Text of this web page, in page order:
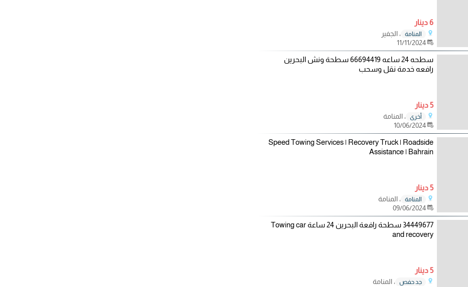
6 دينار
المنامة
، الجفير
11/11/2024
سطحه 24 ساعه 66694419 سطحة ونش البحرين
رافعه خدمة نقل وسحب
5 دينار
أخرى
، المنامة
10/06/2024
Speed Towing Services | Recovery Truck | Roadside
Assistance | Bahrain
5 دينار
المنامة
، المنامة
09/06/2024
34449677 سطحة رافعة البحرين 24 ساعة Towing car
and recovery
5 دينار
جد حفص
، المنامة